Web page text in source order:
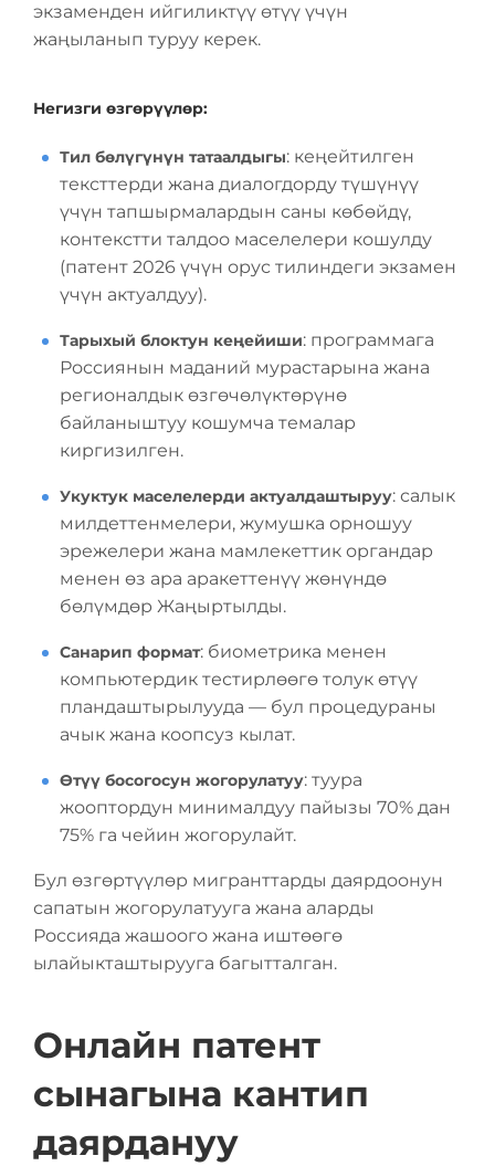
экзаменден ийгиликтүү өтүү үчүн
жаңыланып туруу керек.
Негизги өзгөрүүлөр:
Тил бөлүгүнүн татаалдыгы: кеңейтилген
тексттерди жана диалогдорду түшүнүү
үчүн тапшырмалардын саны көбөйдү,
контекстти талдоо маселелери кошулду
(патент 2026 үчүн орус тилиндеги экзамен
үчүн актуалдуу).
Тарыхый блоктун кеңейиши: программага
Россиянын маданий мурастарына жана
регионалдык өзгөчөлүктөрүнө
байланыштуу кошумча темалар
киргизилген.
Укуктук маселелерди актуалдаштыруу: салык
милдеттенмелери, жумушка орношуу
эрежелери жана мамлекеттик органдар
менен өз ара аракеттенүү жөнүндө
бөлүмдөр Жаңыртылды.
Санарип формат: биометрика менен
компьютердик тестирлөөгө толук өтүү
пландаштырылууда — бул процедураны
ачык жана коопсуз кылат.
Өтүү босогосун жогорулатуу: туура
жооптордун минималдуу пайызы 70% дан
75% га чейин жогорулайт.
Бул өзгөртүүлөр мигранттарды даярдоонун
сапатын жогорулатууга жана аларды
Россияда жашоого жана иштөөгө
ылайыкташтырууга багытталган.
Онлайн патент
сынагына кантип
даярдануу